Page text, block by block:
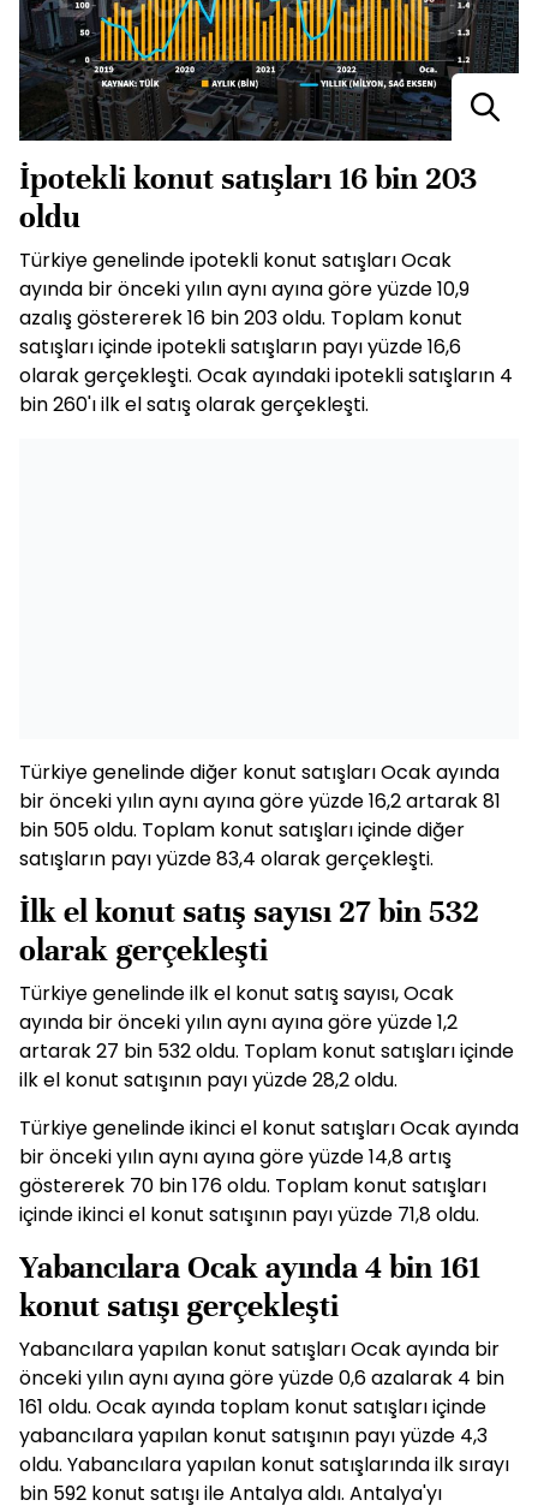
İpotekli konut satışları 16 bin 203
oldu
Türkiye genelinde ipotekli konut satışları Ocak
ayında bir önceki yılın aynı ayına göre yüzde 10,9
azalış göstererek 16 bin 203 oldu. Toplam konut
satışları içinde ipotekli satışların payı yüzde 16,6
olarak gerçekleşti. Ocak ayındaki ipotekli satışların 4
bin 260'ı ilk el satış olarak gerçekleşti.
Türkiye genelinde diğer konut satışları Ocak ayında
bir önceki yılın aynı ayına göre yüzde 16,2 artarak 81
bin 505 oldu. Toplam konut satışları içinde diğer
satışların payı yüzde 83,4 olarak gerçekleşti.
İlk el konut satış sayısı 27 bin 532
olarak gerçekleşti
Türkiye genelinde ilk el konut satış sayısı, Ocak
ayında bir önceki yılın aynı ayına göre yüzde 1,2
artarak 27 bin 532 oldu. Toplam konut satışları içinde
ilk el konut satışının payı yüzde 28,2 oldu.
Türkiye genelinde ikinci el konut satışları Ocak ayında
bir önceki yılın aynı ayına göre yüzde 14,8 artış
göstererek 70 bin 176 oldu. Toplam konut satışları
içinde ikinci el konut satışının payı yüzde 71,8 oldu.
Yabancılara Ocak ayında 4 bin 161
konut satışı gerçekleşti
Yabancılara yapılan konut satışları Ocak ayında bir
önceki yılın aynı ayına göre yüzde 0,6 azalarak 4 bin
161 oldu. Ocak ayında toplam konut satışları içinde
yabancılara yapılan konut satışının payı yüzde 4,3
oldu. Yabancılara yapılan konut satışlarında ilk sırayı
bin 592 konut satışı ile Antalya aldı. Antalya'yı